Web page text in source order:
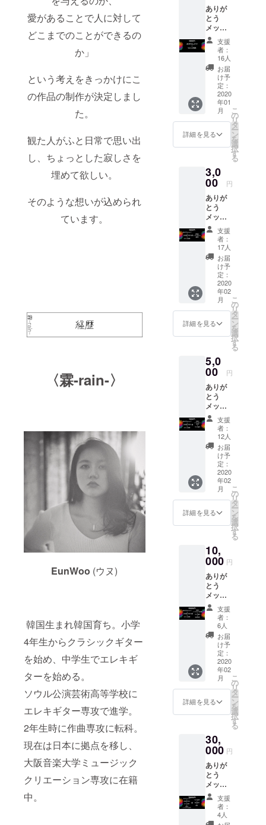
愛があることで人に対して
どこまでのことができるの
か」
という考えをきっかけにこ
の作品の制作が決定しまし
た。
観た人がふと日常で思い出
し、ちょっとした寂しさを
埋めて欲しい。
そのような想いが込められ
ています。
〈霖-rain-〉
EunWoo (ウヌ)
韓国生まれ韓国育ち。小学
4年生からクラシックギター
を始め、中学生でエレキギ
ターを始める。
ソウル公演芸術高等学校に
エレキギター専攻で進学。
2年生時に作曲専攻に転科。
現在は日本に拠点を移し、
大阪音楽大学ミュージック
クリエーション専攻に在籍
中。
ありが
とう
メッ
セージ
+ クレ
ジット
掲載 ※
支援
時、必
ず備考
欄にご
希望の
お名前
をご記
入くだ
さい。
ない場
合は
CAMPF
IREの
ユー
ザー名
を掲載
いたし
ます。
ご了承
くださ
い。
支援
者：
16人
お届
け予
定：
2020
年01
月
詳細を見る
こ
の
リ
タ
ー
ン
を
選
択
す
る
3,0
00 円
ありが
とう
メッ
セージ
+ 上映
会ご招
待 + ク
レジッ
ト掲載
+ 過去
のシー
クレッ
トト
ラック
提供
(データ
支援
時、必
ず備考
欄にご
希望の
お名前
をご記
入くだ
さい。
記入の
ない場
合は
CAMPF
IREの
ユー
ザー名
を掲載
くださ
い。 ※
上映会
への交
通費、
滞在費
につき
まして
は、申
し訳あ
りませ
んが自
己負担
となり
ます
支援
者：
17人
お届
け予
定：
2020
年02
月
詳細を見る
こ
の
リ
タ
ー
ン
を
選
択
す
る
5,0
00 円
ありが
とう
メッ
セージ
+ 上映
会ご招
待 + ク
レジッ
ト掲載
+ 過去
のシー
クレッ
トト
ラック
提供
(データ
サント
ラ提供
※支援
時、必
ず備考
欄にご
希望の
お名前
をご記
入くだ
さい。
記入の
ない場
合は
CAMPF
IREの
ユー
ます。
ご了承
くださ
い。 ※
上映会
への交
通費、
滞在費
につき
支援
者：
12人
お届
け予
定：
2020
年02
月
詳細を見る
こ
の
リ
タ
ー
ン
を
選
択
す
る
10,
000 円
ありが
とう
メッ
セージ
+ 上映
会ご招
待 + ク
レジッ
ト掲載
+ 過去
のシー
クレッ
トト
ラック
提供
(データ
サント
ラ提供
+ DVD
提供
(データ
も可) ※
支援
時、必
ず備考
支援
者：
6人
お届
け予
定：
2020
年02
月
詳細を見る
こ
の
リ
タ
ー
ン
を
選
択
す
る
30,
000 円
ありが
とう
メッ
セージ
+ 上映
会ご招
待 + ク
支援
者：
4人